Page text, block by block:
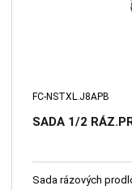
FC-NSTXL.J8APB
SADA 1/2
Sada rázových